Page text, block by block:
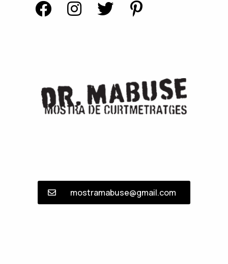
mostramabuse@gmail.com